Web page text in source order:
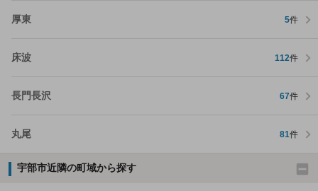
厚東 5件
床波 112件
長門長沢 67件
丸尾 81件
宇部市近隣の町域から探す